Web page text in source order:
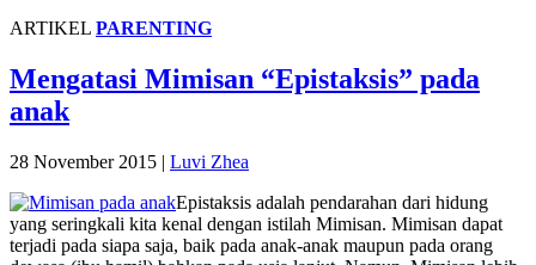
ARTIKEL PARENTING
Mengatasi Mimisan “Epistaksis” pada
anak
28 November 2015 | Luvi Zhea
Epistaksis adalah pendarahan dari hidung
yang seringkali kita kenal dengan istilah Mimisan. Mimisan dapat
terjadi pada siapa saja, baik pada anak-anak maupun pada orang